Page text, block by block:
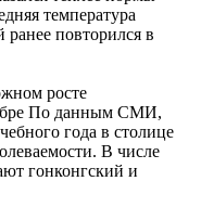
температура
ранее повторился в
росте
По данным СМИ,
года в столице
В числе
гонконгский и